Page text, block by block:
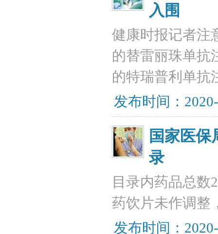
入围
健康时报记者注
的替雷丽珠单抗
的特瑞普利单抗
发布时间：
国家医
录
目录内药品总数
药饮片未作调整
发布时间：